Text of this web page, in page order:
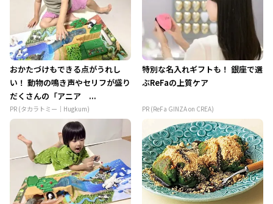
おかたづけもできる点がうれし
い！ 動物の鳴き声やセリフが盛り
だくさんの「アニア ...
PR (タカラトミー｜Hugkum)
特別な名入れギフトも！ 銀座で選
ぶReFaの上質ケア
PR (ReFa GINZA on CREA)